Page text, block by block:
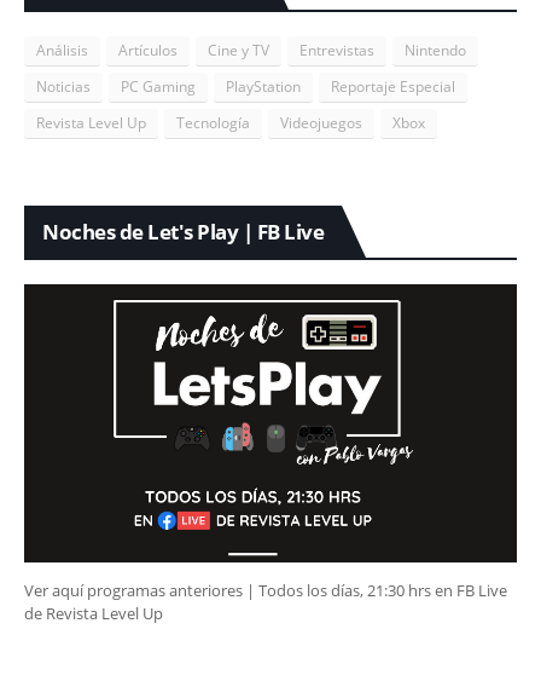
Análisis Artículos Cine y TV Entrevistas
Nintendo
Noticias
PC Gaming PlayStation
Reportaje Especial
Revista Level Up
Tecnología Videojuegos Xbox
Noches de Let's Play | FB Live
Ver aquí programas anteriores | Todos los días, 21:30 hrs en FB Live
de Revista Level Up